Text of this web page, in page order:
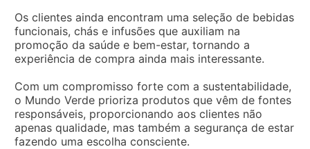
Os clientes ainda encontram uma seleção de bebidas
funcionais, chás e infusões que auxiliam na
promoção da saúde e bem-estar, tornando a
experiência de compra ainda mais interessante.
Com um compromisso forte com a sustentabilidade,
o Mundo Verde prioriza produtos que vêm de fontes
responsáveis, proporcionando aos clientes não
apenas qualidade, mas também a segurança de estar
fazendo uma escolha consciente.